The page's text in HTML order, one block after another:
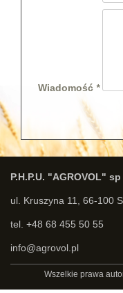
Wiadomość
P.H.P.U. "AGROVOL"
ul. Kruszyna 11, 66-100
tel. +48 68 455 50 55
info@agrovol.pl
Wszelkie prawa